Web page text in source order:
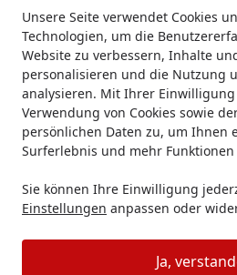
Unsere Seite verwendet Cookies
Technologien, um die
Website zu verbessern, Inhalte
personalisieren und die Nutzung
analysieren. Mit Ihrer
Verwendung von Cookies sowie
persönlichen Daten zu, um Ihnen
Surferlebnis und mehr
Sie können Ihre Einwilligung
Einstellungen anpassen oder
Ja,
Startseite
Weber Bar-B-Kettle GBS, 57 cm,
Weber Bar-B-Kettle
Black